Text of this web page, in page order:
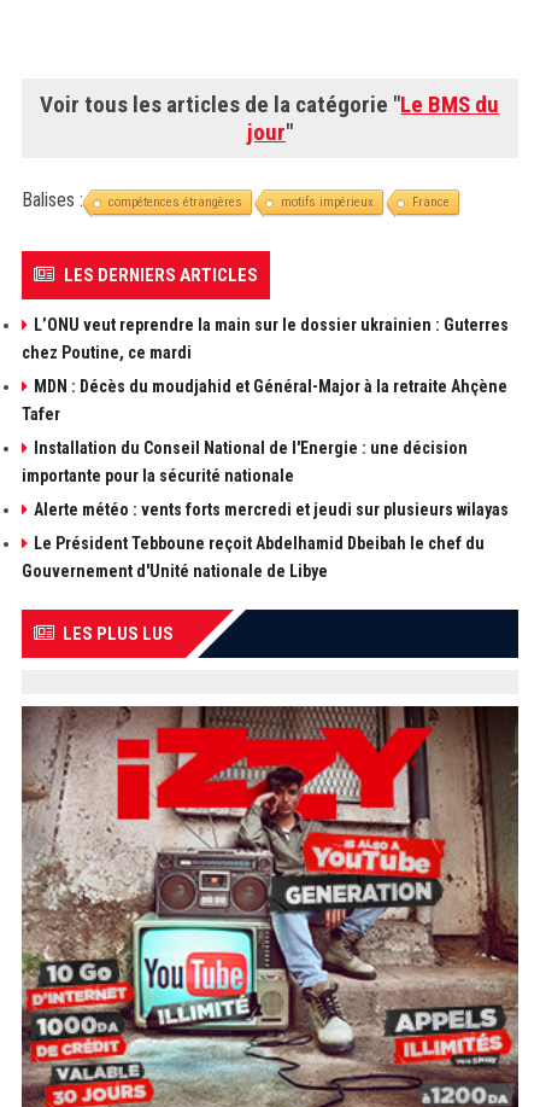
Voir tous les articles de la catégorie "Le BMS du
jour"
Balises : compétences étrangères motifs impérieux France
LES DERNIERS ARTICLES
L’ONU veut reprendre la main sur le dossier ukrainien : Guterres
chez Poutine, ce mardi
MDN : Décès du moudjahid et Général-Major à la retraite Ahçène
Tafer
Installation du Conseil National de l'Energie : une décision
importante pour la sécurité nationale
Alerte météo : vents forts mercredi et jeudi sur plusieurs wilayas
Le Président Tebboune reçoit Abdelhamid Dbeibah le chef du
Gouvernement d'Unité nationale de Libye
LES PLUS LUS